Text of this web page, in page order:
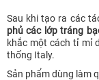
Sau khi tạo ra các
phủ các lớp tráng
khắc một cách tỉ mỉ
thống Italy.
Sản phẩm dùng làm